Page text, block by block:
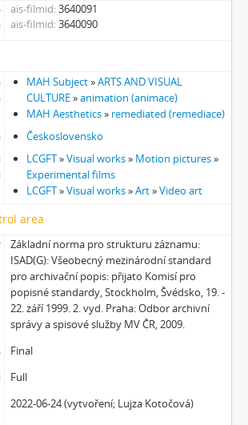
ais-filmid 3640091
ais-filmid 3640090
MAH Subject»ARTS AND VISUAL
CULTURE»animation (animace)
MAH Aesthetics» remediated (remediace)
Československo
LCGFT»Visual works» Motion pictures»
Experimental films
LCGFT»Visual works»Art»Video art
area
Základní norma pro strukturu záznamu:
ISAD(G): Všeobecný mezinárodní standard
pro archivační popis: přijato Komisí pro
popisné standardy, Stockholm, Švédsko, 19. -
22. září 1999. 2. vyd. Praha: Odbor archivní
správy a spisové služby MV ČR, 2009.
Final
Full
2022-06-24 (vytvoření; Lujza Kotočová)